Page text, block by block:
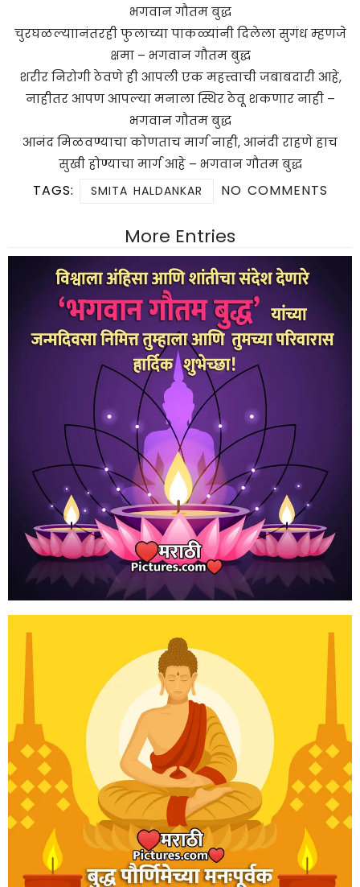
भगवान गौतम बुद्ध
चुरघळल्याानंतरही फुलाच्या पाकळ्यांनी दिलेला सुगंध म्हणजे
क्षमा – भगवान गौतम बुद्ध
शरीर निरोगी ठेवणे ही आपली एक महत्त्वाची जबाबदारी आहे,
नाहीतर आपण आपल्या मनाला स्थिर ठेवू शकणार नाही –
भगवान गौतम बुद्ध
आनंद मिळवण्याचा कोणताच मार्ग नाही, आनंदी राहणे हाच
सुखी होण्याचा मार्ग आहे – भगवान गौतम बुद्ध
TAGS: SMITA HALDANKAR NO COMMENTS
More Entries